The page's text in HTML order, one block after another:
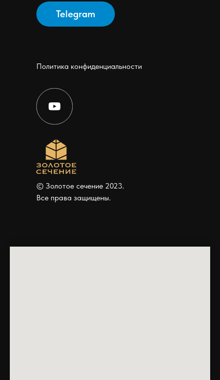
Политика конфиденциальности
© Золотое сечение 2023.
Все права защищены.
Telegram